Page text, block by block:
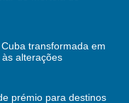
transformada em
alterações
prémio para destinos